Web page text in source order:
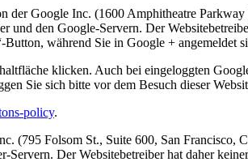
der Google Inc. (1600 Amphitheatre
den Google-Servern. Der
während Sie in Google + angemeldet
klicken. Auch bei eingeloggten
Sie sich bitte vor dem Besuch dieser
policy.
(795 Folsom St., Suite 600, San Francisco,
Der Websitebetreiber hat daher